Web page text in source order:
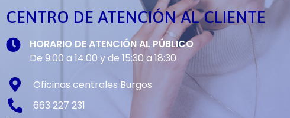
CENTRO DE ATENCIÓN AL CLIENTE
HORARIO DE ATENCIÓN AL PÚBLICO
De 9:00 a 14:00 y de 15:30 a 18:30
Oficinas centrales Burgos
663 227 231